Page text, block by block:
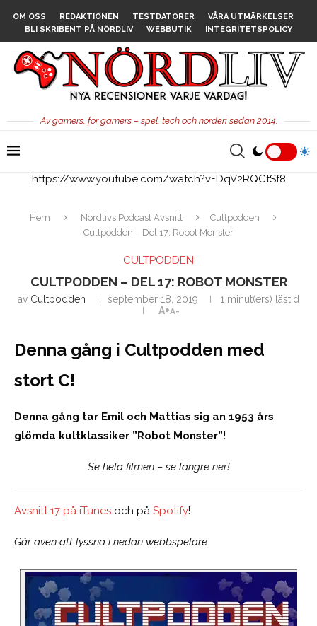
OM OSS REDAKTIONEN TESTDATORER
VÅRA UTMÄRKELSER
BLI SKRIBENT PÅ NÖRDLIV
WEBBUTIK INTEGRITETSPOLICY
Av gamers, för gamers – spel, tech och nörderi sedan 2014.
https://www.youtube.com/watch?v=DqV2RQCtSf8
Hem Nördlivs Podcast Avsnitt
Cultpodden
Cultpodden – Del 17: Robot Monster
CULTPODDEN
CULTPODDEN – DEL 17: ROBOT MONSTER
av Cultpodden september 18, 2019
1 minut(ers) lästid
A+A-
Denna gång i Cultpodden med
stort C!
Denna gång tar Emil och Mattias sig an 1953 års
glömda kultklassiker ”Robot Monster”!
Se hela filmen – se längre ner!
Avsnitt 17 på iTunes och på Spotify!
Går även att lyssna i nedan webbspelare: